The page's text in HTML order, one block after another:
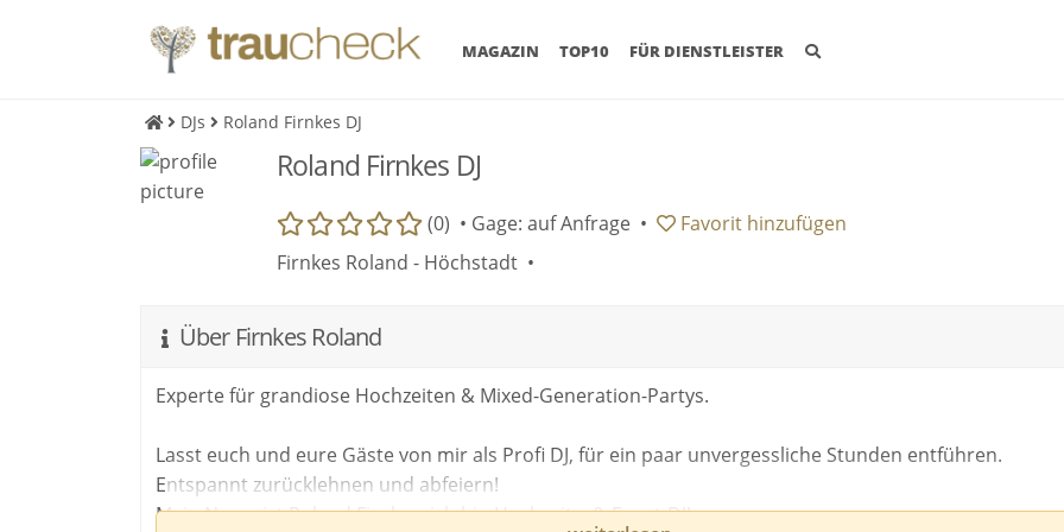
MAGAZIN (CURRENT)
TOP10 FÜR DIENSTLEISTER
DJs Roland Firnkes DJ
Roland Firnkes DJ
(0) • Gage: auf Anfrage • Favorit hinzufügen
Firnkes Roland - Höchstadt •
Über Firnkes Roland
Experte für grandiose Hochzeiten & Mixed-Generation-Partys.
Lasst euch und eure Gäste von mir als Profi DJ, für ein paar unvergessliche Stunden entführen.
Entspannt zurücklehnen und abfeiern!
Mein Name ist Roland Firnkes, ich bin Hochzeits- & Event-DJ!